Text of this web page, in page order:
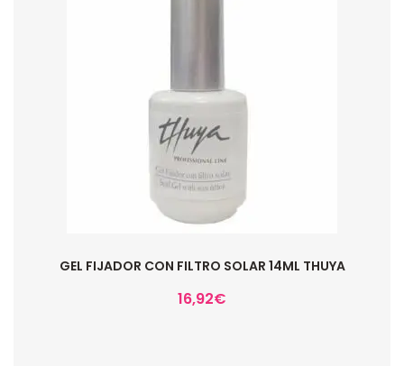
GEL FIJADOR CON FILTRO SOLAR 14ML THUYA
16,92€